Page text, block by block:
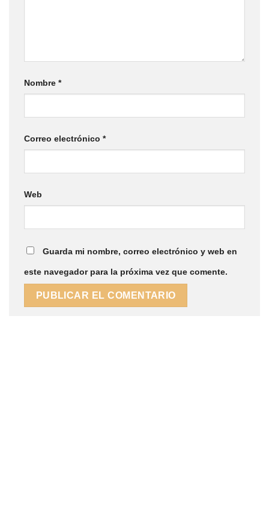
Nombre *
Correo electrónico *
Web
Guarda mi nombre, correo electrónico y web en
este navegador para la próxima vez que comente.